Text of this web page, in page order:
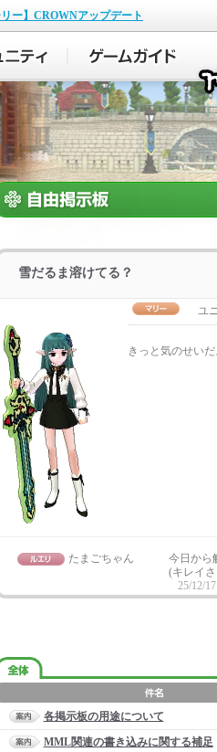
リー】CROWNアップデート
雪だるま溶けてる？
ユ
きっと気のせい
たまごちゃん
今日から
(キレイ
25/12/
各掲示板の用途について
MML関連の書き込みに関する補足